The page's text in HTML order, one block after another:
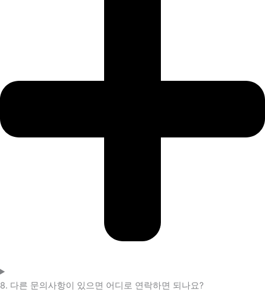
8. 다른 문의사항이 있으면 어디로 연락하면 되나요?